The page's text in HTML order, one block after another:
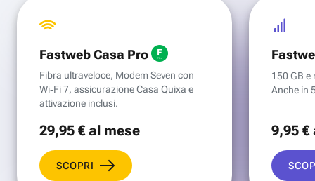
Fastweb Casa Pro
Fibra ultraveloce, Modem Seven con
Wi‑Fi 7, assicurazione Casa Quixa e
attivazione inclusi.
29,95 €al mese
SCOPRI
150 GB e
Anche in
9,95 €